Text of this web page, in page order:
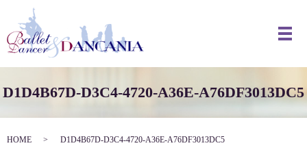
メ
D1D4B67D-D3C4-4720-A36E-A76DF3013DC5
HOME D1D4B67D-D3C4-4720-A36E-A76DF3013DC5